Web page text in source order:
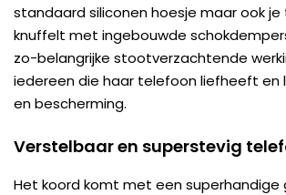
standaard siliconen hoesje maar ook
knuffelt met ingebouwde
zo-belangrijke stootverzachtende
iedereen die haar telefoon liefheeft en
en bescherming.
Verstelbaar en superstevig
Het koord komt met een superhandige